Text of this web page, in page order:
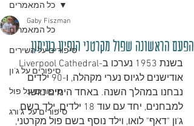
כל המאמרים
סיפורים על השירים
סיפורים על ג'ון
סיפורים על פול
סיפורים על 'ג'ורג
כל המאמרים
הפעם הראשונה שפול מקרטני הופיע בעיתון
Gaby Fiszman
אודישנים לגיוס נערי מקהלה, ו-90 ילדים
נבחנו במהלך השנה. באחד הימים נגשו
למבחנים, יחד עם עוד 18 ילדים, ילד בשם
ג'ון "דאף" לואו, וילד נוסף בשם פול מקרטני,